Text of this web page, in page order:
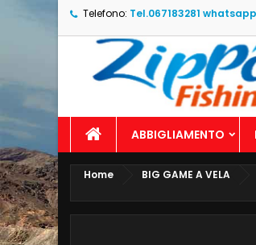
Telefono: Tel.067183281
ABBIGLIAMENTO
Home BIG GAME A VELA